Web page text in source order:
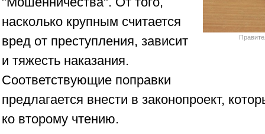
насколько крупным считается
вред от преступления, зависит
и тяжесть наказания.
Соответствующие поправки
предлагается внести в законопроект,
ко второму чтению.